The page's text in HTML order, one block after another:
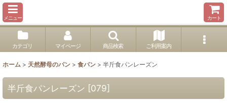
メニュー カート
カテゴリ マイページ 商品検索 ご利用案内
ホーム > 天然酵母のパン > 食パン > 半斤食パンレーズン
半斤食パンレーズン [079]